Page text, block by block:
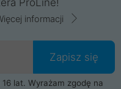
informacji
Zapisz się
lat. Wyrażam zgodę na